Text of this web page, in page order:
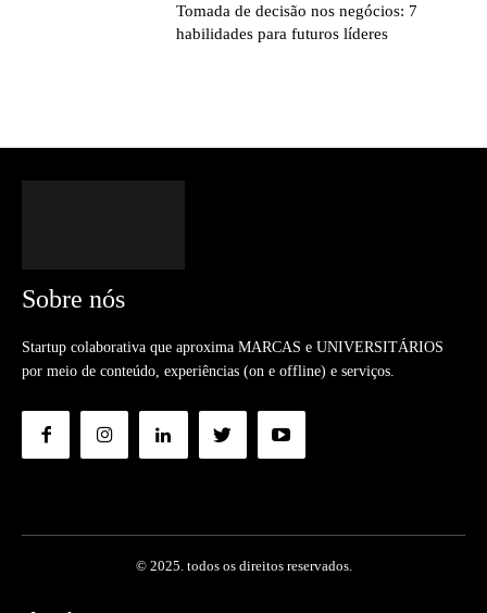
Tomada de decisão nos negócios: 7
habilidades para futuros líderes
Sobre nós
Startup colaborativa que aproxima MARCAS e UNIVERSITÁRIOS
por meio de conteúdo, experiências (on e offline) e serviços.
© 2025. todos os direitos reservados.